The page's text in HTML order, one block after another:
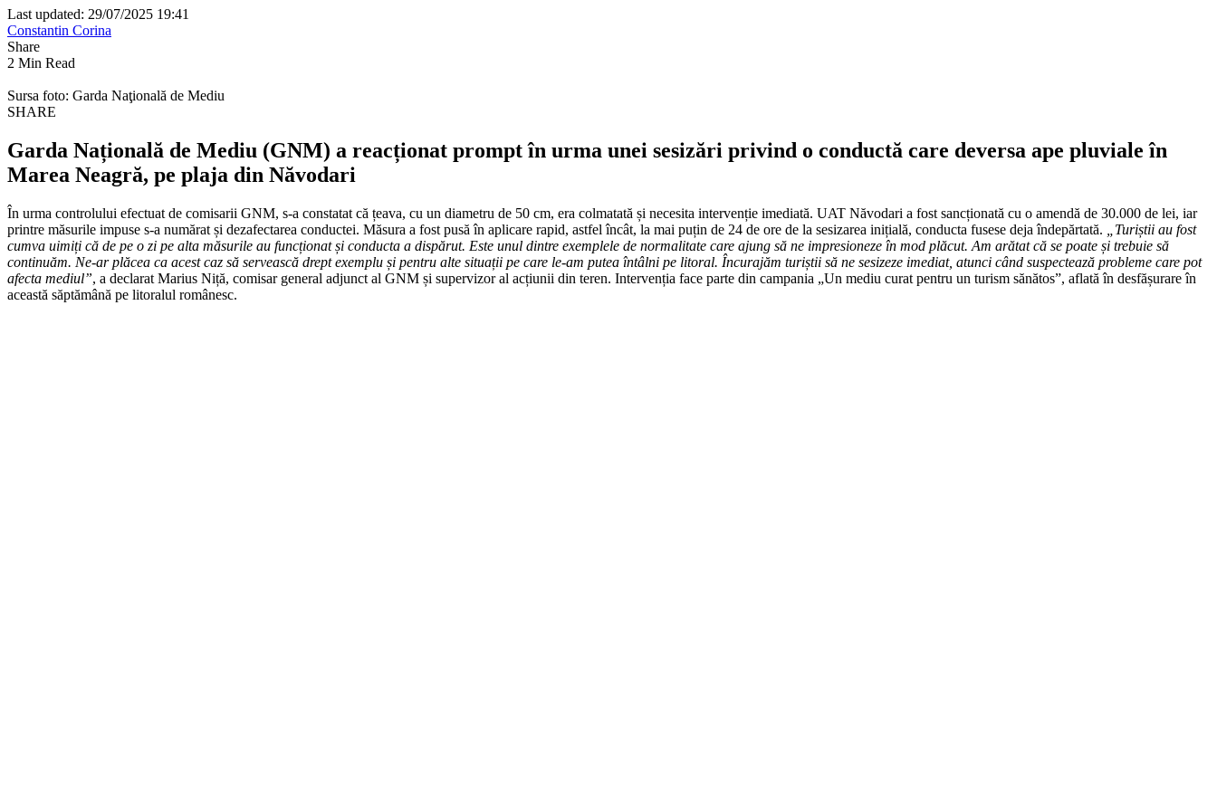
Last updated: 29/07/2025 19:41
Constantin Corina
Share
2 Min Read
Sursa foto: Garda Naţională de Mediu
SHARE
Garda Națională de Mediu (GNM) a reacționat prompt în urma unei sesizări privind o conductă care deversa ape pluviale în
Marea Neagră, pe plaja din Năvodari
În urma controlului efectuat de comisarii GNM, s-a constatat că țeava, cu un diametru de 50 cm, era colmatată și necesita intervenție imediată. UAT Năvodari a fost sancționată cu o amendă de 30.000 de lei, iar
printre măsurile impuse s-a numărat și dezafectarea conductei. Măsura a fost pusă în aplicare rapid, astfel încât, la mai puțin de 24 de ore de la sesizarea inițială, conducta fusese deja îndepărtată.
„Turiștii au fost
cumva uimiți că de pe o zi pe alta măsurile au funcționat și conducta a dispărut. Este unul dintre exemplele de normalitate care ajung să ne impresioneze în mod plăcut. Am arătat că se poate și trebuie să
continuăm. Ne-ar plăcea ca acest caz să servească drept exemplu și pentru alte situații pe care le-am putea întâlni pe litoral. Încurajăm turiștii să ne sesizeze imediat, atunci când suspectează probleme care pot
afecta mediul”, a declarat Marius Niță, comisar general adjunct al GNM și supervizor al acțiunii din teren. Intervenția face parte din campania „Un mediu curat pentru un turism sănătos”, aflată în desfășurare în
această săptămână pe litoralul românesc.